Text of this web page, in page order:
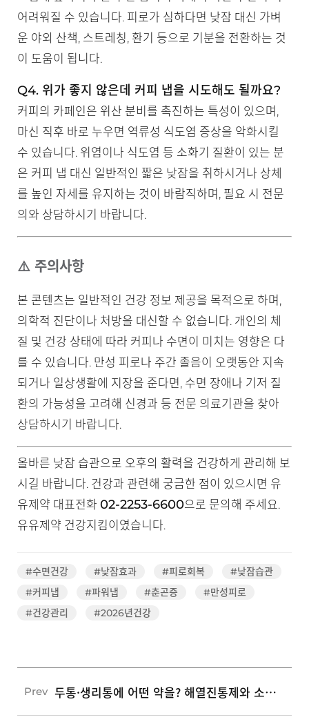
어려워질 수 있습니다. 피로가 심하다면 낮잠 대신 가벼
운 야외 산책, 스트레칭, 환기 등으로 기분을 전환하는 것
이 도움이 됩니다.
Q4. 위가 좋지 않은데 커피 냅을 시도해도 될까요?
커피의 카페인은 위산 분비를 촉진하는 특성이 있으며,
마신 직후 바로 누우면 역류성 식도염 증상을 악화시킬
수 있습니다. 위염이나 식도염 등 소화기 질환이 있는 분
은 커피 냅 대신 일반적인 짧은 낮잠을 취하시거나 상체
를 높인 자세를 유지하는 것이 바람직하며, 필요 시 전문
의와 상담하시기 바랍니다.
⚠️ 주의사항
본 콘텐츠는 일반적인 건강 정보 제공을 목적으로 하며,
의학적 진단이나 처방을 대신할 수 없습니다. 개인의 체
질 및 건강 상태에 따라 커피나 수면이 미치는 영향은 다
를 수 있습니다. 만성 피로나 주간 졸음이 오랫동안 지속
되거나 일상생활에 지장을 준다면, 수면 장애나 기저 질
환의 가능성을 고려해 신경과 등 전문 의료기관을 찾아
상담하시기 바랍니다.
올바른 낮잠 습관으로 오후의 활력을 건강하게 관리해 보
시길 바랍니다. 건강과 관련해 궁금한 점이 있으시면 유
유제약 대표전화 02-2253-6600으로 문의해 주세요.
유유제약 건강지킴이였습니다.
#수면건강 #낮잠효과 #피로회복
#낮잠습관
#커피냅
#파워냅 #춘곤증
#만성피로
#건강관리
#2026년건강
Prev 두통·생리통에 어떤 약을? 해열진통제와 소염진통제 구분법과 4가지 안전 복용 수칙